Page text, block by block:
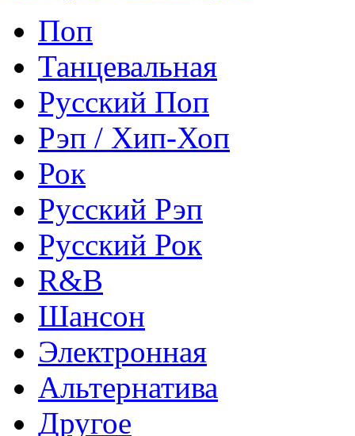
Поп
Танцевальная
Русский Поп
Рэп / Хип-Хоп
Рок
Русский Рэп
Русский Рок
R&B
Шансон
Электронная
Альтернатива
Другое